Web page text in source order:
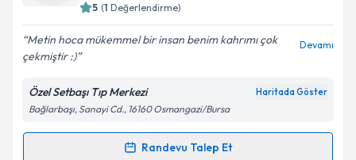
Kişisel verilerimin işlenmesine ilişkin
Aydınlatma
Metni'ni okudum ve kişisel verilerimin belirtilen
kapsamda işlenmesini kabul ediyorum.
5 (1 Değerlendirme)
Metin hoca mükemmel bir insan benim kahrımı çok
çekmiştir :)
Devamı
Özel Setbaşı Tıp Merkezi Haritada Göster
Bağlarbaşı, Sanayi Cd., 16160 Osmangazi/Bursa
Randevu Talep Et
Randevu Takvimi Talebi